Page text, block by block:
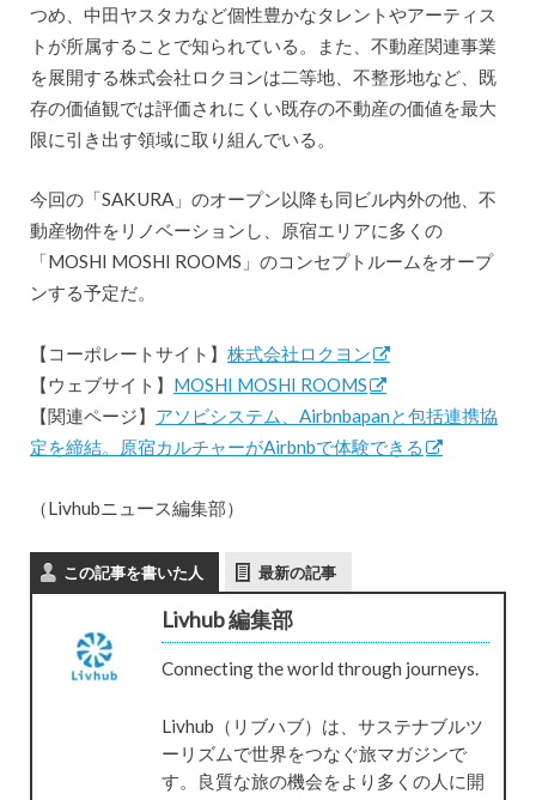
つめ、中田ヤスタカなど個性豊かなタレントやアーティス
トが所属することで知られている。また、不動産関連事業
を展開する株式会社ロクヨンは二等地、不整形地など、既
存の価値観では評価されにくい既存の不動産の価値を最大
限に引き出す領域に取り組んでいる。
今回の「SAKURA」のオープン以降も同ビル内外の他、不
動産物件をリノベーションし、原宿エリアに多くの
「MOSHI MOSHI ROOMS」のコンセプトルームをオープ
ンする予定だ。
【コーポレートサイト】 株式会社ロクヨン
【ウェブサイト】 MOSHI MOSHI ROOMS
【関連ページ】 アソビシステム、Airbnbapanと包括連携協
定を締結。原宿カルチャーがAirbnbで体験できる
（Livhubニュース編集部）
この記事を書いた人 最新の記事
Livhub 編集部
Connecting the world through journeys.
Livhub（リブハブ）は、サステナブルツ
ーリズムで世界をつなぐ旅マガジンで
す。良質な旅の機会をより多くの人に開